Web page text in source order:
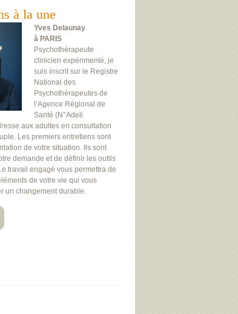
à la une
Yves Delaunay
à PARIS
Psychothérapeute
clinicien expérimenté, je
suis inscrit sur le Registre
National des
Psychothérapeutes de
l’Agence Régional de
Santé (N°Adeli
aux adultes en consultation
Les premiers entretiens sont
de votre situation. Ils sont
demande et de définir les outils
travail engagé vous permettra de
de votre vie qui vous
un changement durable.